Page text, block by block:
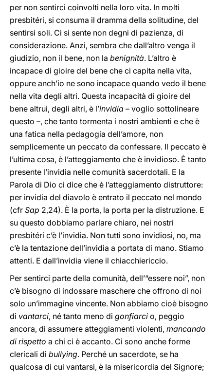
per non sentirci coinvolti nella loro vita. In molti
presbitéri, si consuma il dramma della solitudine, del
sentirsi soli. Ci si sente non degni di pazienza, di
considerazione. Anzi, sembra che dall’altro venga il
giudizio, non il bene, non la benignità. L’altro è
incapace di gioire del bene che ci capita nella vita,
oppure anch’io ne sono incapace quando vedo il bene
nella vita degli altri. Questa incapacità di gioire del
bene altrui, degli altri, è l’invidia – voglio sottolineare
questo –, che tanto tormenta i nostri ambienti e che è
una fatica nella pedagogia dell’amore, non
semplicemente un peccato da confessare. Il peccato è
l’ultima cosa, è l’atteggiamento che è invidioso. È tanto
presente l’invidia nelle comunità sacerdotali. E la
Parola di Dio ci dice che è l’atteggiamento distruttore:
per invidia del diavolo è entrato il peccato nel mondo
(cfr Sap 2,24). È la porta, la porta per la distruzione. E
su questo dobbiamo parlare chiaro, nei nostri
presbitéri c’è l’invidia. Non tutti sono invidiosi, no, ma
c’è la tentazione dell’invidia a portata di mano. Stiamo
attenti. E dall’invidia viene il chiacchiericcio.
Per sentirci parte della comunità, dell’“essere noi”, non
c’è bisogno di indossare maschere che offrono di noi
solo un’immagine vincente. Non abbiamo cioè bisogno
di vantarci, né tanto meno di gonfiarci o, peggio
ancora, di assumere atteggiamenti violenti, mancando
di rispetto a chi ci è accanto. Ci sono anche forme
clericali di bullying. Perché un sacerdote, se ha
qualcosa di cui vantarsi, è la misericordia del Signore;